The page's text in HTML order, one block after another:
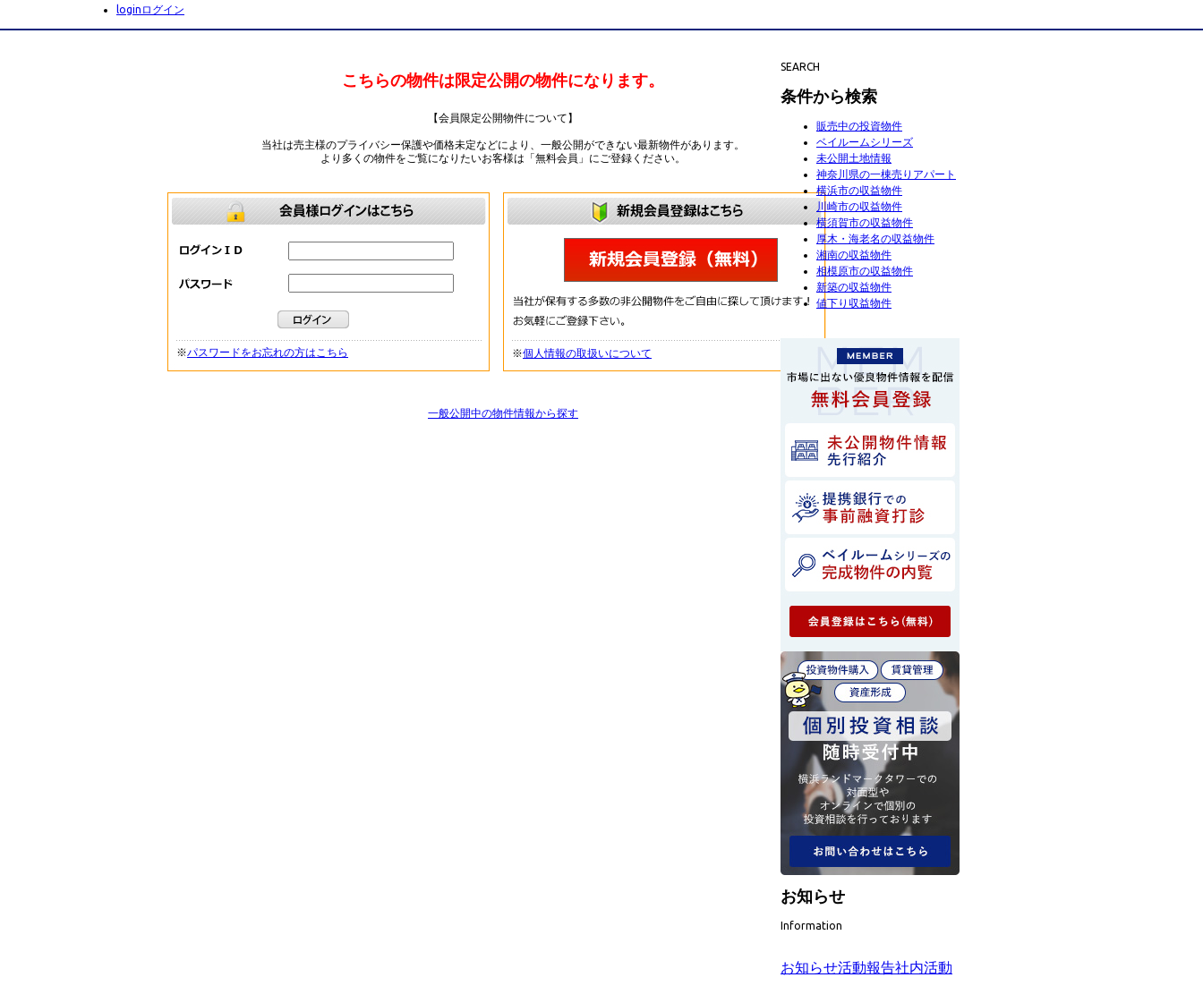
login ログイン
こちらの物件は限定公開の物件になります。
【会員限定公開物件について】
当社は売主様のプライバシー保護や価格未定などにより、一般公開ができない最新物件があります。
より多くの物件をご覧になりたいお客様は「無料会員」にご登録ください。
※パスワードをお忘れの方はこちら ※個人情報の取扱いについて
一般公開中の物件情報から探す
SEARCH
条件から検索
販売中の投資物件
ベイルームシリーズ
未公開土地情報
神奈川県の一棟売りアパート
横浜市の収益物件
川崎市の収益物件
横須賀市の収益物件
厚木・海老名の収益物件
湘南の収益物件
相模原市の収益物件
新築の収益物件
値下り収益物件
お知らせ
Information